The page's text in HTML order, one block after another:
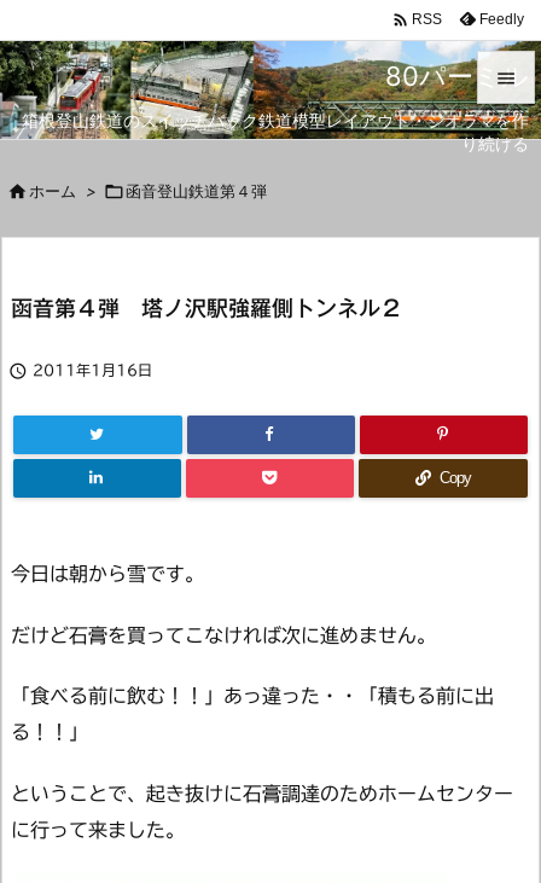
80パーミル
箱根登山鉄道のスイッチバック鉄道模型レイアウト・ジオラマを作
り続ける


メニュ
 RSS Feedly
 ホーム > 函音登山鉄道第４弾
函音第４弾 塔ノ沢駅強羅側トンネル２
 2011年1月16日
Copy
今日は朝から雪です。
だけど石膏を買ってこなければ次に進めません。
「食べる前に飲む！！」あっ違った・・「積もる前に出
る！！」
ということで、起き抜けに石膏調達のためホームセンター
に行って来ました。